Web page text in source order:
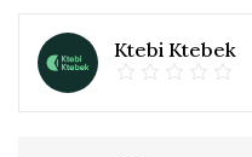
Ktebi Ktebek